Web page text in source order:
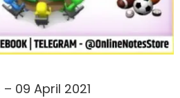
09 April 2021